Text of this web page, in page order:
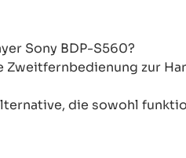
Sony BDP-S560?
zur
die sowohl